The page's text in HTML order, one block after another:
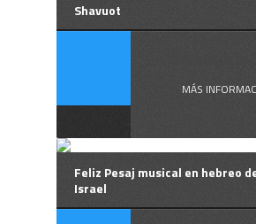
Shavuot
MÁS
Feliz Pesaj musical en hebreo
Israel